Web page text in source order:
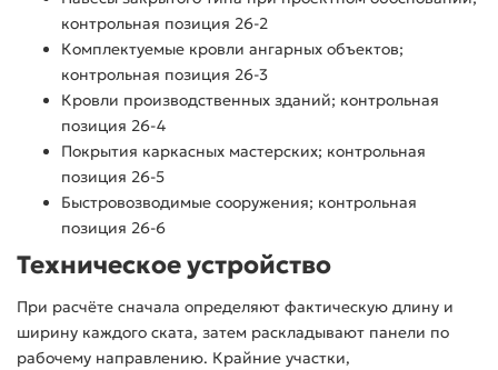
контрольная позиция 26-2
Комплектуемые кровли ангарных объектов;
контрольная позиция 26-3
Кровли производственных зданий; контрольная
позиция 26-4
Покрытия каркасных мастерских; контрольная
позиция 26-5
Быстровозводимые сооружения; контрольная
позиция 26-6
Техническое устройство
При расчёте сначала определяют фактическую длину и
ширину каждого ската, затем раскладывают панели по
рабочему направлению. Крайние участки,